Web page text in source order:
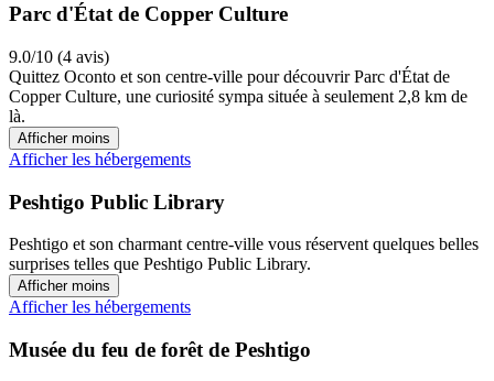
Parc d'État de Copper Culture
9.0/10 (4 avis)
Quittez Oconto et son centre-ville pour découvrir Parc d'État de
Copper Culture, une curiosité sympa située à seulement 2,8 km de
là.
Afficher moins
Afficher les hébergements
Peshtigo Public Library
Peshtigo et son charmant centre-ville vous réservent quelques belles
surprises telles que Peshtigo Public Library.
Afficher moins
Afficher les hébergements
Musée du feu de forêt de Peshtigo